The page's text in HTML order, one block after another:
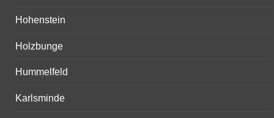
Hohenstein
Holzbunge
Hummelfeld
Karlsminde